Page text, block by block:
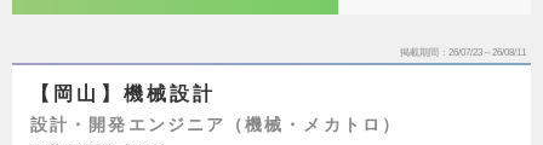
掲載期間 26/07/23～26/08/11
【岡山】機械設計
設計・開発エンジニア（機械・メカトロ）